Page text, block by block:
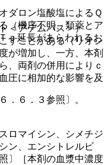
ダロン塩酸塩によるＱ
（機序不明、類薬とア
ｃ延長があらわれるお
．６．３参照〕。
＜アデムパス＞）
すことがある（リオシ
が増加し、一方、本剤
、両剤の併用によりｃ
圧に相加的な影響を及
ロマイシン、シメチジ
ン、エンシトレルビ
〕［本剤の血漿中濃度